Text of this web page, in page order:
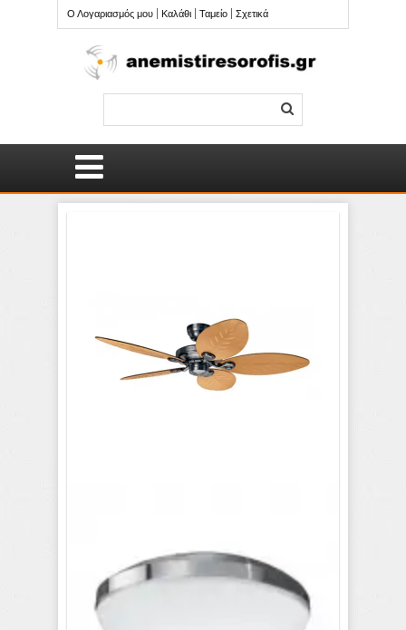
Ο Λογαριασμός μου Καλάθι Ταμείο Σχετικά